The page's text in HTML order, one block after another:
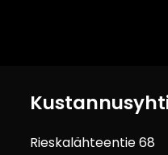
Rieskalähteentie 68